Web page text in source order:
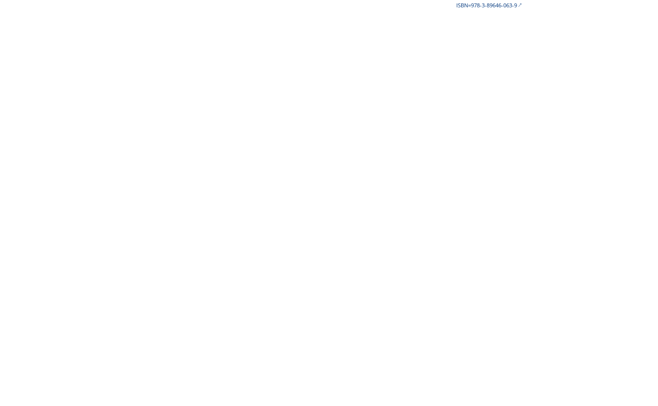
ISBN=978-3-89646-063-9